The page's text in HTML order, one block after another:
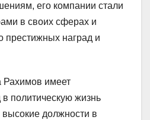
его компании стали
в своих сферах и
престижных наград и
Рахимов имеет
политическую жизнь
должности в